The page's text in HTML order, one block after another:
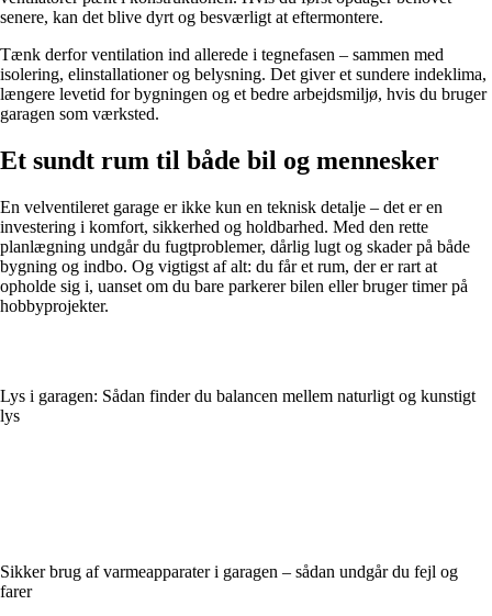
senere, kan det blive dyrt og besværligt at eftermontere.
Tænk derfor ventilation ind allerede i tegnefasen – sammen med
isolering, elinstallationer og belysning. Det giver et sundere indeklima,
længere levetid for bygningen og et bedre arbejdsmiljø, hvis du bruger
garagen som værksted.
Et sundt rum til både bil og mennesker
En velventileret garage er ikke kun en teknisk detalje – det er en
investering i komfort, sikkerhed og holdbarhed. Med den rette
planlægning undgår du fugtproblemer, dårlig lugt og skader på både
bygning og indbo. Og vigtigst af alt: du får et rum, der er rart at
opholde sig i, uanset om du bare parkerer bilen eller bruger timer på
hobbyprojekter.
Lys i garagen: Sådan finder du balancen mellem naturligt og kunstigt
lys
Sikker brug af varmeapparater i garagen – sådan undgår du fejl og
farer